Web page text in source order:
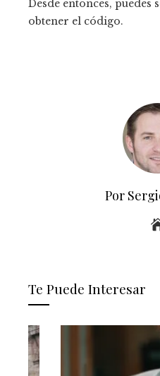
Desde entonces, puedes
obtener el código.
Por
Te Puede Interesar